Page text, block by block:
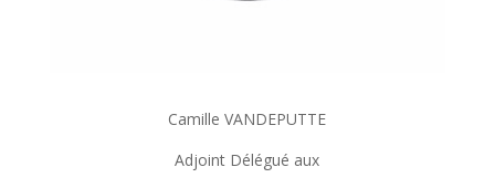
Camille VANDEPUTTE
Adjoint Délégué aux